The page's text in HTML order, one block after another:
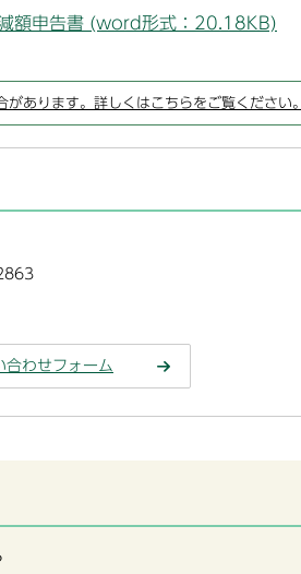
額申告書 (word形式：20.18KB)
あります。詳しくはこちらをご覧ください。
合わせフォーム